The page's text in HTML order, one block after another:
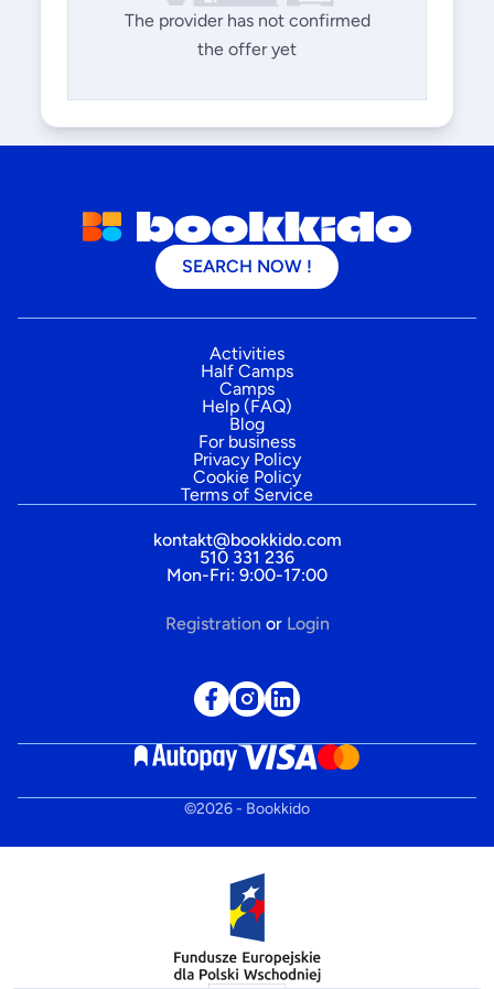
The provider has not confirmed
the offer yet
SEARCH NOW !
Activities
Half Camps
Camps
Help (FAQ)
Blog
For business
Privacy Policy
Cookie Policy
Terms of Service
kontakt@bookkido.com
510 331 236
Mon-Fri: 9:00-17:00
Registration or Login
©2026- Bookkido